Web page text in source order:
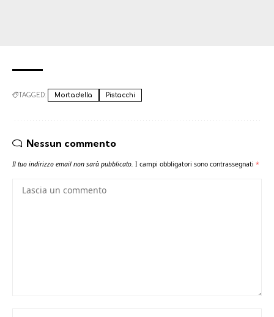
TAGGED: Mortadella Pistacchi
Nessun commento
Il tuo indirizzo email non sarà pubblicato. I campi obbligatori sono contrassegnati *